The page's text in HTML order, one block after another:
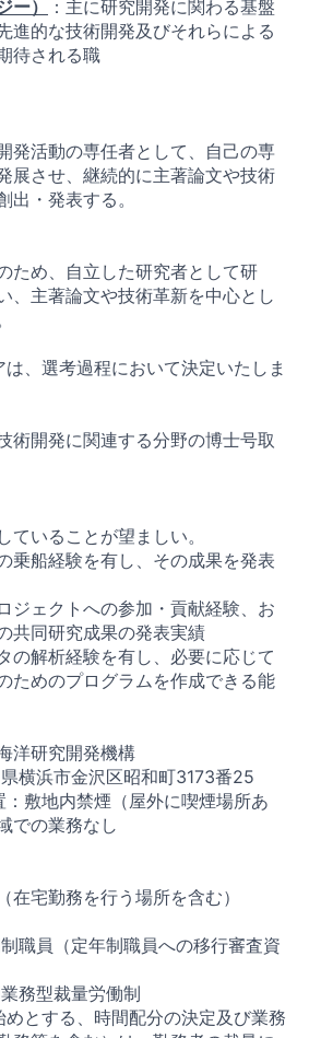
ー）
：主に研究開発に関わる基盤
進的な技術開発及びそれらによる
待される職
発活動の専任者として、自己の専
展させ、継続的に主著論文や技術
出・発表する。
ため、自立した研究者として研
、主著論文や技術革新を中心とし
、選考過程において決定いたしま
術開発に関連する分野の博士号取
ていることが望ましい。
乗船経験を有し、その成果を発表
ジェクトへの参加・貢献経験、お
共同研究成果の発表実績
の解析経験を有し、必要に応じて
ためのプログラムを作成できる能
洋研究開発機構
横浜市金沢区昭和町3173番25
敷地内禁煙（屋外に喫煙場所あ
での業務なし
在宅勤務を行う場所を含む）
制職員（定年制職員への移行審査資
務型裁量労働制
とする、時間配分の決定及び業務